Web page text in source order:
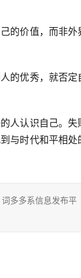
的价值，而非外
的优秀，就否定
人认识自己。失
与时代和平相处
多多系信息发布平